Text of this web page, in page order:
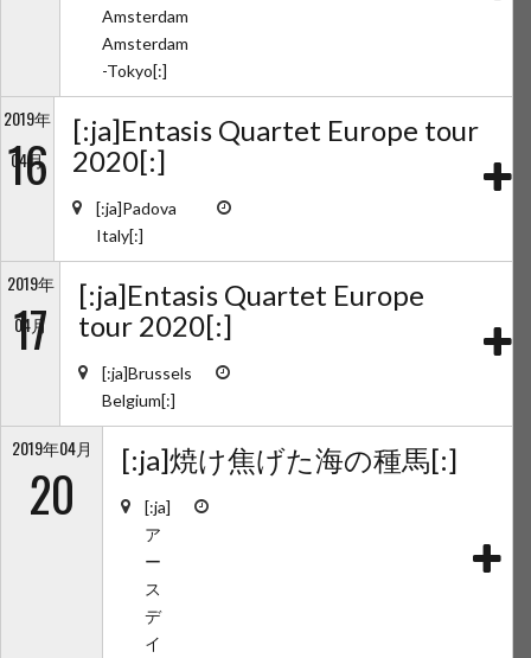
Amsterdam
Amsterdam
-Tokyo[:]
2019年
04月
16
[:ja]Entasis Quartet Europe tour
2020[:]
[:ja]Padova
Italy[:]
2019年
04月
17
[:ja]Entasis Quartet Europe
tour 2020[:]
[:ja]Brussels
Belgium[:]
2019年04月
20 [:ja]焼け焦げた海の種馬[:]
[:ja]
ア
ー
ス
デ
イ